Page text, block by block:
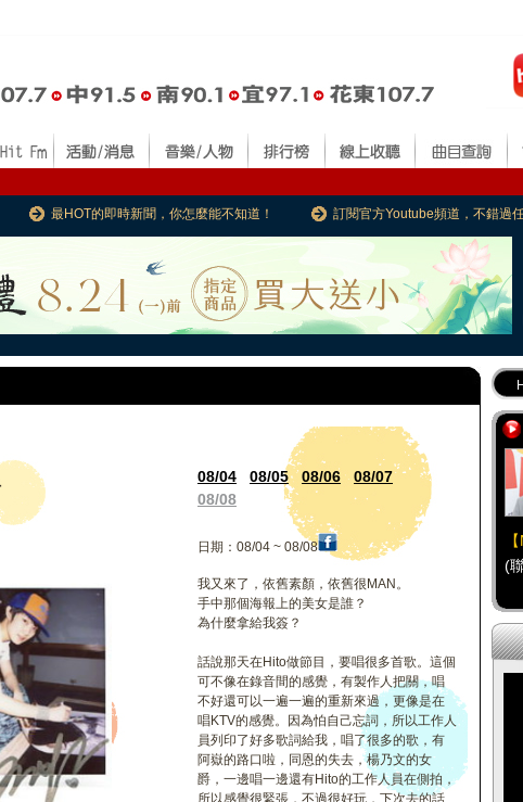
最HOT的即時新聞，你怎麼能不知道！ 訂閱官方Youtube頻道，不錯過
08/04 08/05 08/06
08/07
08/08
日期：08/04 ~ 08/08
我又來了，依舊素顏，依舊很MAN。
手中那個海報上的美女是誰？
為什麼拿給我簽？
話說那天在Hito做節目，要唱很多首歌。這個
可不像在錄音間的感覺，有製作人把關，唱
不好還可以一遍一遍的重新來過，更像是在
唱KTV的感覺。因為怕自己忘詞，所以工作人
員列印了好多歌詞給我，唱了很多的歌，有
阿嶽的路口啦，同恩的失去，楊乃文的女
爵，一邊唱一邊還有Hito的工作人員在側拍，
所以感覺很緊張，不過很好玩，下次去的話
(